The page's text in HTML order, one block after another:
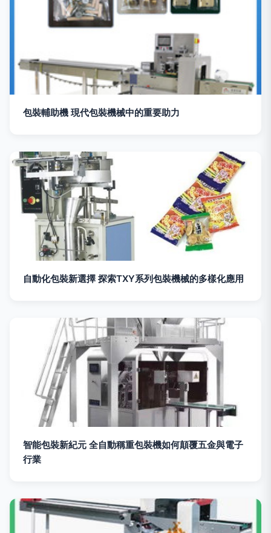
包裝輔助機 現代包裝機械中的重要助力
自動化包裝新選擇 探索TXY系列包裝機械的多樣化應用
智能包裝新紀元 全自動稱重包裝機如何顛覆五金與電子
行業